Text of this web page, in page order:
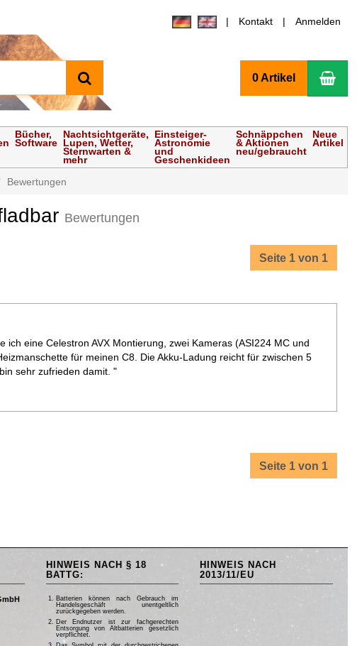
Kontakt Anmelden
0 Artikel
Bücher,
Software
Nachtsichtgeräte,
Lupen, Wetter,
Sternwarten &
mehr
Einsteiger-
Astronomie
und
Geschenkideen
Schnäppchen
& Aktionen
neu/gebraucht
Neue
Artikel
Bewertungen
Bewertungen
Seite 1 von 1
ich eine Celestron AVX Montierung, zwei Kameras (ASI224 MC und
für meinen C8. Die Akku-Ladung reicht für zwischen 5
sehr zufrieden damit. "
Seite 1 von 1
HINWEIS NACH § 18
BATTG:
Batterien können nach Gebrauch im
Handelsgeschäft unentgeltlich
zurückgegeben werden.
Der Endnutzer ist zur fachgerechten
Entsorgung von Altbatterien gesetzlich
verpflichtet.
HINWEIS NACH
2013/11/EU